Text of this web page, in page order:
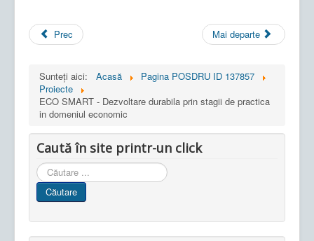
Prec Mai departe
Sunteți aici: Acasă
Pagina POSDRU ID 137857
Proiecte
ECO SMART - Dezvoltare durabila prin stagii de practica
in domeniul economic
Caută în site printr-un click
Cauta
in
site
Căutare